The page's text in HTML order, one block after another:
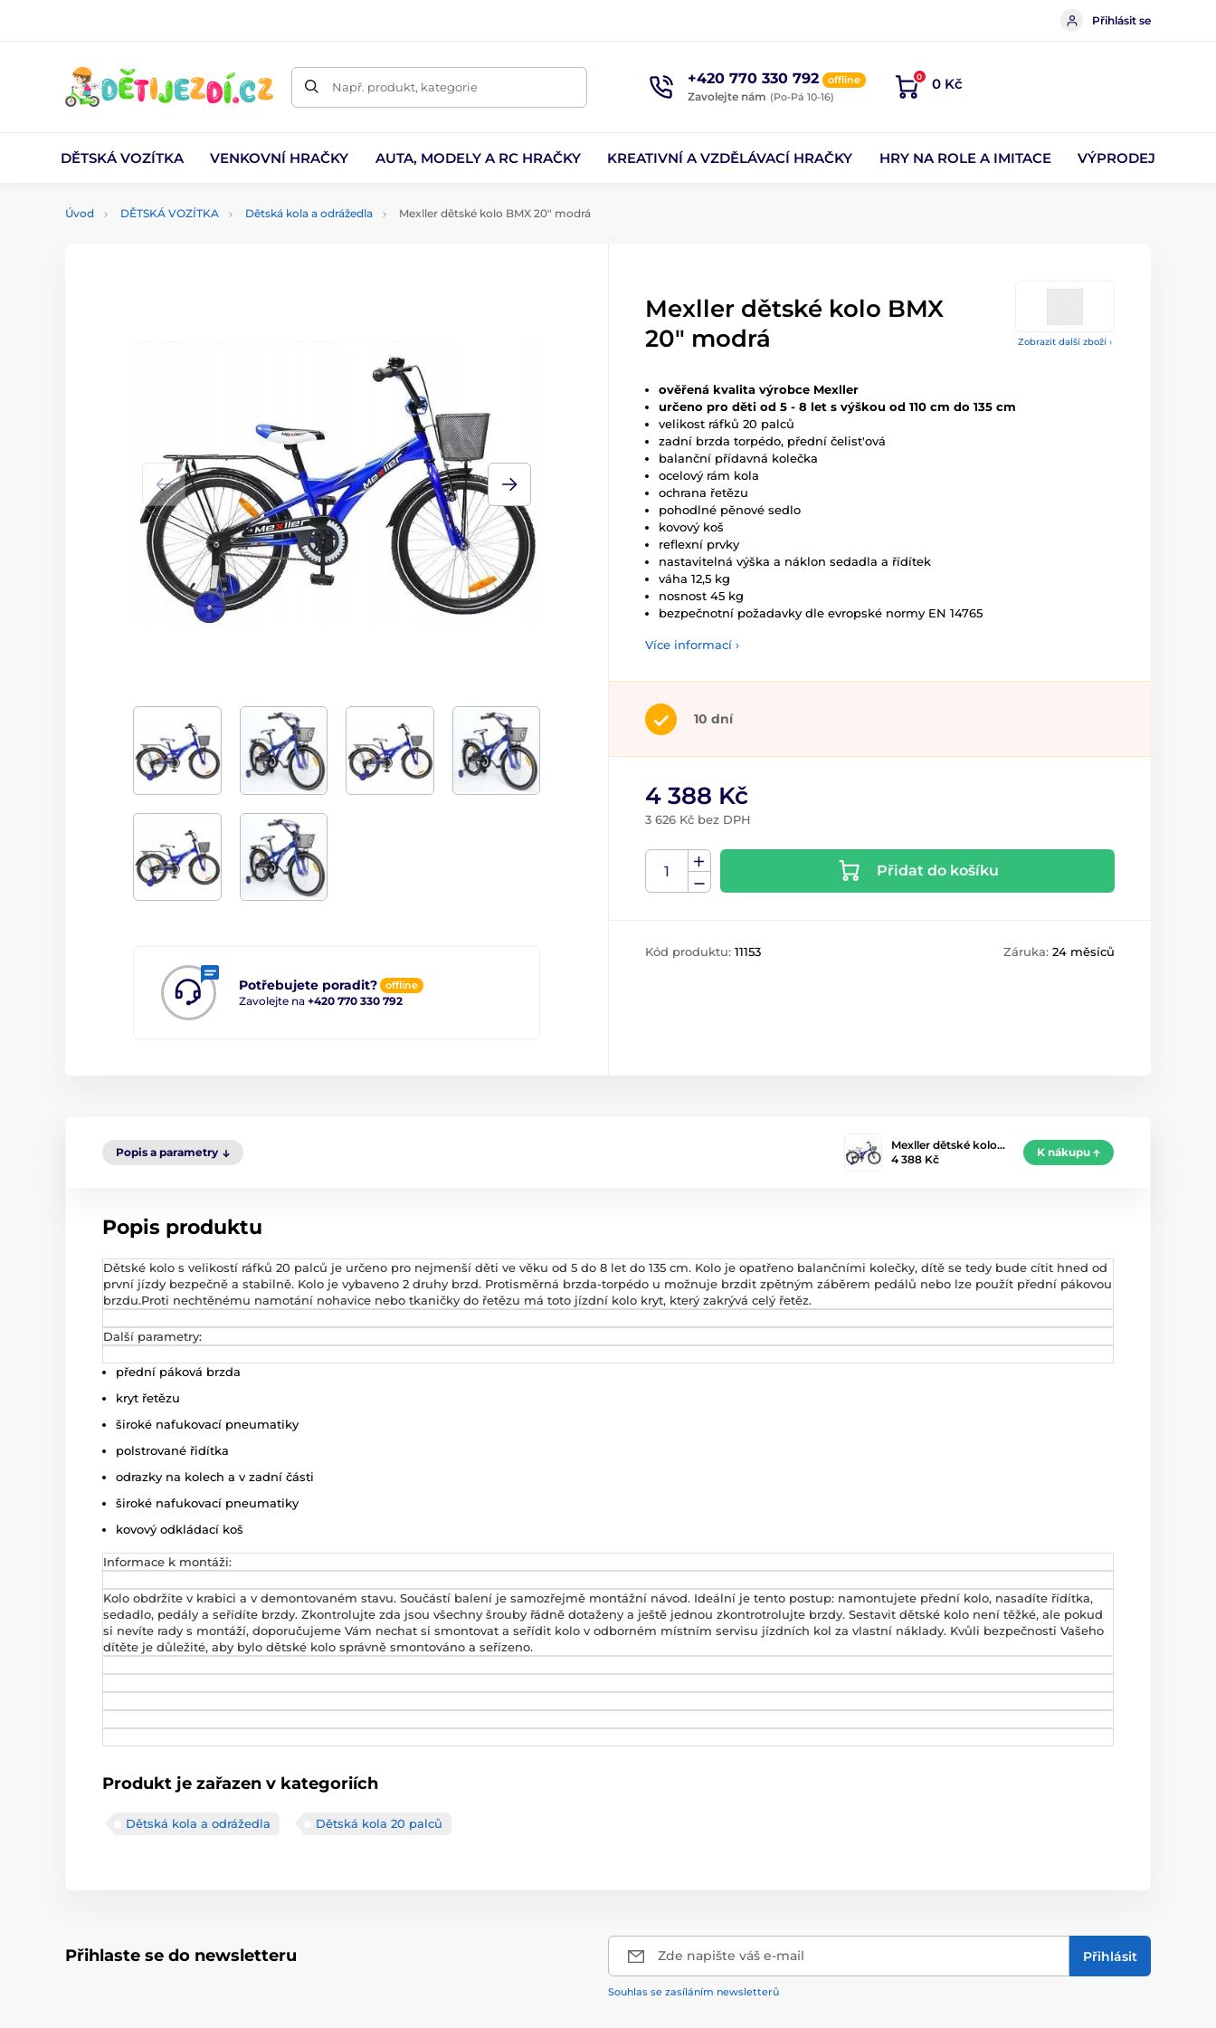
Přihlásit se
Např. produkt, kategorie +420 770 330 792 offline
Zavolejte nám (Po-Pá 10-16)
0 0 Kč
DĚTSKÁ VOZÍTKA VENKOVNÍ HRAČKY AUTA, MODELY A RC HRAČKY KREATIVNÍ A VZDĚLÁVACÍ HRAČKY HRY NA ROLE A IMITACE VÝPRODEJ
Úvod DĚTSKÁ VOZÍTKA Dětská kola a odrážedla Mexller dětské kolo BMX 20" modrá
Zobrazit další zboží ›
Potřebujete poradit? offline
Zavolejte na +420 770 330 792
Mexller dětské kolo BMX
20" modrá
ověřená kvalita výrobce Mexller
určeno pro děti od 5 - 8 let s výškou od 110 cm do 135 cm
velikost ráfků 20 palců
zadní brzda torpédo, přední čelist'ová
balanční přídavná kolečka
ocelový rám kola
ochrana řetězu
pohodlné pěnové sedlo
kovový koš
reflexní prvky
nastavitelná výška a náklon sedadla a řídítek
váha 12,5 kg
nosnost 45 kg
bezpečnotní požadavky dle evropské normy EN 14765
Více informací ›
10 dní
4 388 Kč
3 626 Kč bez DPH
Přidat do košíku
Kód produktu: 11153 Záruka: 24 měsíců
Popis a parametry
Mexller dětské kolo…
4 388 Kč
K nákupu
Popis produktu
Dětské kolo s velikostí ráfků 20 palců je určeno pro nejmenší děti ve věku od 5 do 8 let do 135 cm. Kolo je opatřeno balančními kolečky, dítě se tedy bude cítit hned od
první jízdy bezpečně a stabilně. Kolo je vybaveno 2 druhy brzd. Protisměrná brzda-torpédo u možnuje brzdit zpětným záběrem pedálů nebo lze použít přední pákovou
brzdu.Proti nechtěnému namotání nohavice nebo tkaničky do řetězu má toto jízdní kolo kryt, který zakrývá celý řetěz.
Další parametry:
přední páková brzda
kryt řetězu
široké nafukovací pneumatiky
polstrované řidítka
odrazky na kolech a v zadní části
široké nafukovací pneumatiky
kovový odkládací koš
Informace k montáži:
Kolo obdržíte v krabici a v demontovaném stavu. Součástí balení je samozřejmě montážní návod. Ideální je tento postup: namontujete přední kolo, nasadíte řídítka,
sedadlo, pedály a seřídíte brzdy. Zkontrolujte zda jsou všechny šrouby řádně dotaženy a ještě jednou zkontrotrolujte brzdy. Sestavit dětské kolo není těžké, ale pokud
si nevíte rady s montáží, doporučujeme Vám nechat si smontovat a seřídit kolo v odborném místním servisu jízdních kol za vlastní náklady. Kvůli bezpečnosti Vašeho
dítěte je důležité, aby bylo dětské kolo správně smontováno a seřízeno.
Produkt je zařazen v kategoriích
Dětská kola a odrážedla Dětská kola 20 palců
Přihlaste se do newsletteru Zde napište váš e-mail Přihlásit
Souhlas se zasíláním newsletterů